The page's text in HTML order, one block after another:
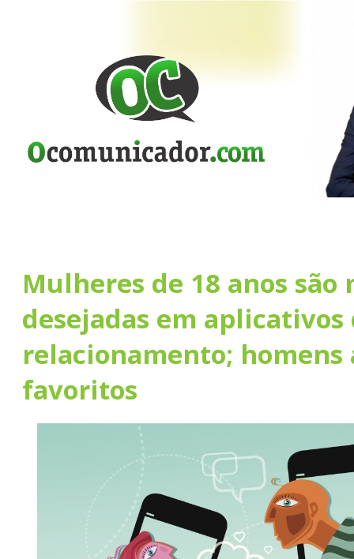
Mulheres de 18 anos são
desejadas em aplicativos
relacionamento; homens
favoritos